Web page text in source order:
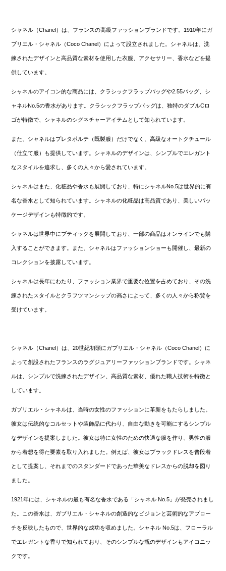
シャネル（Chanel）は、フランスの高級ファッションブランドです。1910年にガ
ブリエル・シャネル（Coco Chanel）によって設立されました。シャネルは、洗
練されたデザインと高品質な素材を使用した衣服、アクセサリー、香水などを提
供しています。
シャネルのアイコン的な商品には、クラシックフラップバッグや2.55バッグ、シ
ャネルNo.5の香水があります。クラシックフラップバッグは、独特のダブルCロ
ゴが特徴で、シャネルのシグネチャーアイテムとして知られています。
また、シャネルはプレタポルテ（既製服）だけでなく、高級なオートクチュール
（仕立て服）も提供しています。シャネルのデザインは、シンプルでエレガント
なスタイルを追求し、多くの人々から愛されています。
シャネルはまた、化粧品や香水も展開しており、特にシャネルNo.5は世界的に有
名な香水として知られています。シャネルの化粧品は高品質であり、美しいパッ
ケージデザインも特徴的です。
シャネルは世界中にブティックを展開しており、一部の商品はオンラインでも購
入することができます。また、シャネルはファッションショーも開催し、最新の
コレクションを披露しています。
シャネルは長年にわたり、ファッション業界で重要な位置を占めており、その洗
練されたスタイルとクラフツマンシップの高さによって、多くの人々から称賛を
受けています。
シャネル（Chanel）は、20世紀初頭にガブリエル・シャネル（Coco Chanel）に
よって創設されたフランスのラグジュアリーファッションブランドです。シャネ
ルは、シンプルで洗練されたデザイン、高品質な素材、優れた職人技術を特徴と
しています。
ガブリエル・シャネルは、当時の女性のファッションに革新をもたらしました。
彼女は伝統的なコルセットや装飾品に代わり、自由な動きを可能にするシンプル
なデザインを提案しました。彼女は特に女性のための快適な服を作り、男性の服
から着想を得た要素を取り入れました。例えば、彼女はブラックドレスを普段着
として提案し、それまでのスタンダードであった華美なドレスからの脱却を図り
ました。
1921年には、シャネルの最も有名な香水である「シャネル No.5」が発売されまし
た。この香水は、ガブリエル・シャネルの創造的なビジョンと芸術的なアプロー
チを反映したもので、世界的な成功を収めました。シャネル No.5は、フローラル
でエレガントな香りで知られており、そのシンプルな瓶のデザインもアイコニッ
クです。